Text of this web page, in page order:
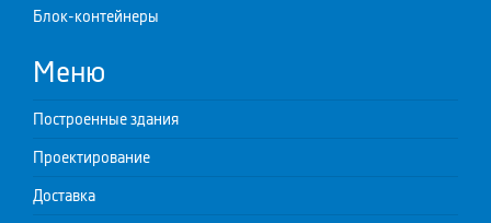
Блок-контейнеры
Меню
Построенные здания
Проектирование
Доставка